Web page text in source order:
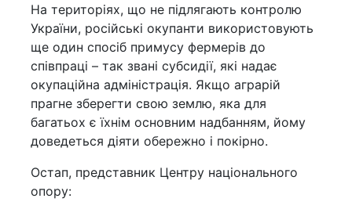
На територіях, що не підлягають контролю
України, російські окупанти використовують
ще один спосіб примусу фермерів до
співпраці – так звані субсидії, які надає
окупаційна адміністрація. Якщо аграрій
прагне зберегти свою землю, яка для
багатьох є їхнім основним надбанням, йому
доведеться діяти обережно і покірно.
Остап, представник Центру національного
опору: